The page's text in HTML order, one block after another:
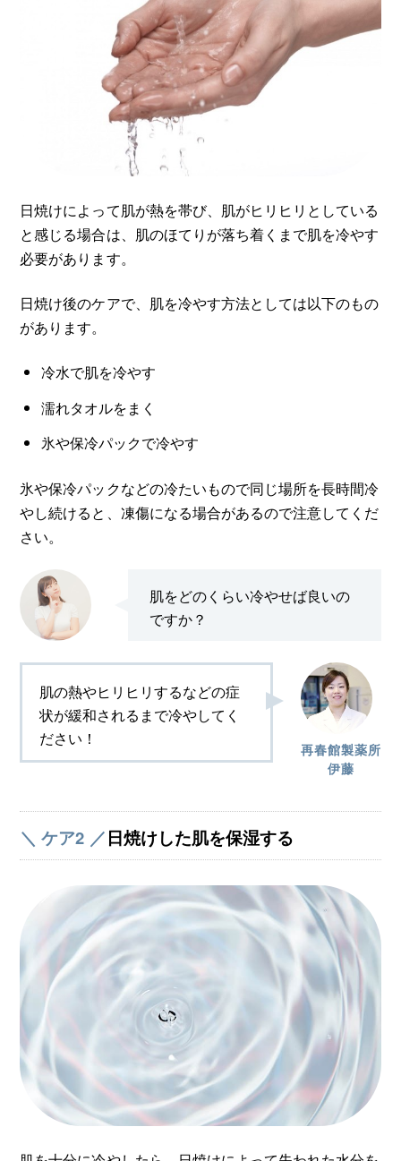
日焼けによって肌が熱を帯び、肌がヒリヒリとしている
と感じる場合は、肌のほてりが落ち着くまで肌を冷やす
必要があります。
日焼け後のケアで、肌を冷やす方法としては以下のもの
があります。
冷水で肌を冷やす
濡れタオルをまく
氷や保冷パックで冷やす
氷や保冷パックなどの冷たいもので同じ場所を長時間冷
やし続けると、凍傷になる場合があるので注意してくだ
さい。
肌をどのくらい冷やせば良いの
ですか？
再春館製薬所
伊藤
肌の熱やヒリヒリするなどの症
状が緩和されるまで冷やしてく
ださい！
＼ ケア2 ／日焼けした肌を保湿する